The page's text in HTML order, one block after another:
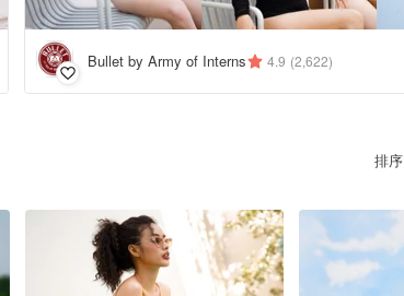
Bullet by Army of Interns 4.9 (2,622)
排序